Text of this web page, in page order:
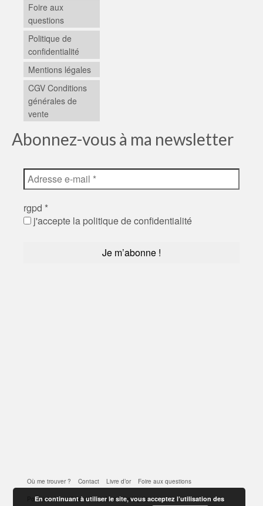
Foire aux
questions
Politique de
confidentialité
Mentions légales
CGV Conditions
générales de
vente
Abonnez-vous à ma newsletter
rgpd *
j'accepte la politique de confidentialité
Où me trouver ? Contact Livre d’or Foire aux questions
Politique de confidentialité Mentions légales
En continuant à utiliser le site, vous acceptez l’utilisation des